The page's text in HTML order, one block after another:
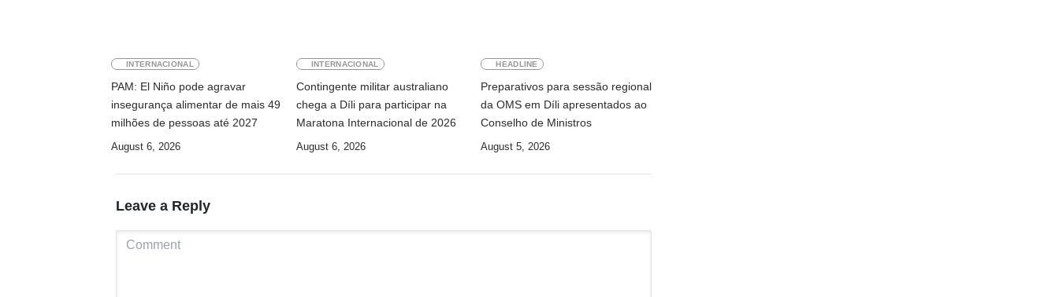
INTERNACIONAL
PAM: El Niño pode agravar
insegurança alimentar de mais 49
milhões de pessoas até 2027
August 6, 2026
INTERNACIONAL
Contingente militar australiano
chega a Díli para participar na
Maratona Internacional de 2026
August 6, 2026
HEADLINE
Preparativos para sessão regional
da OMS em Díli apresentados ao
Conselho de Ministros
August 5, 2026
Leave a Reply